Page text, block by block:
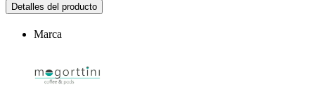
Detalles del producto
Marca